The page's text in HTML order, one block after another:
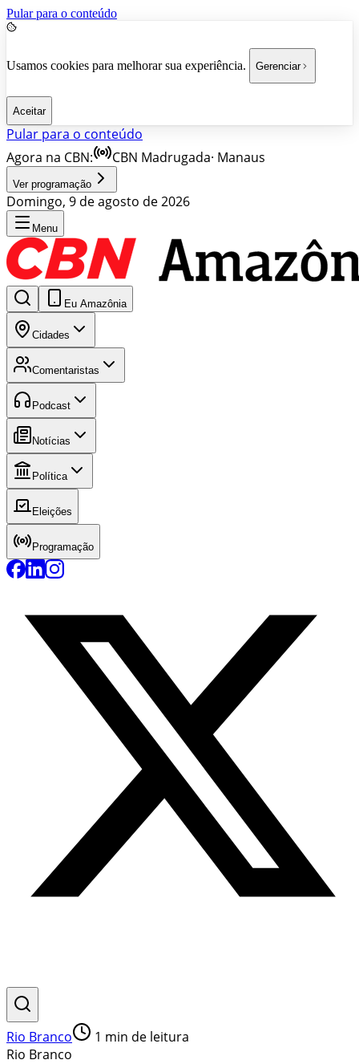
Pular para o conteúdo
Usamos cookies para melhorar sua experiência. Gerenciar
Aceitar
Pular para o conteúdo
Agora na CBN:
CBN Madrugada· Manaus
Ver programação
Domingo, 9 de agosto de 2026
Menu
Eu Amazônia
Cidades
Comentaristas
Podcast
Notícias
Política
Eleições
Programação
Rio Branco 1 min de leitura
Rio Branco